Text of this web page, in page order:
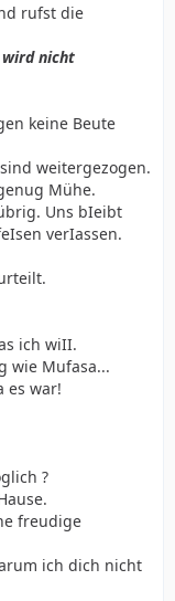
rufst die
wird nicht
keine Beute
weitergezogen.
Mühe.
Uns bIeibt
verIassen.
ich wiII.
wie Mufasa...
es war!
?
freudige
ich dich nicht